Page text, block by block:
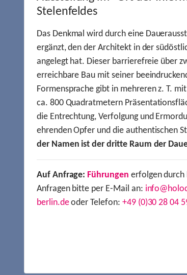
Stelenfeldes
Das Denkmal wird durch eine
ergänzt, den der Architekt in der
angelegt hat. Dieser barrierefreie über
erreichbare Bau mit seiner
Formensprache gibt in mehreren z. T.
ca. 800 Quadratmetern
die Entrechtung, Verfolgung und
ehrenden Opfer und die authentischen
der Namen ist der dritte Raum der
Auf Anfrage: Führungen erfolgen durch
Anfragen bitte per E-Mail an:
berlin.deoder Telefon: +49 (0)30 28 04